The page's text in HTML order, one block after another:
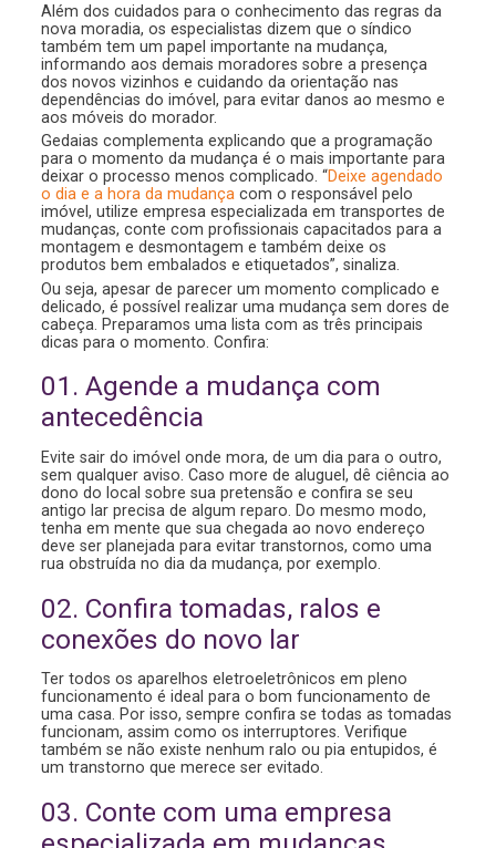
Além dos cuidados para o conhecimento das regras da
nova moradia, os especialistas dizem que o síndico
também tem um papel importante na mudança,
informando aos demais moradores sobre a presença
dos novos vizinhos e cuidando da orientação nas
dependências do imóvel, para evitar danos ao mesmo e
aos móveis do morador.
Gedaias complementa explicando que a programação
para o momento da mudança é o mais importante para
deixar o processo menos complicado. “Deixe agendado
o dia e a hora da mudança com o responsável pelo
imóvel, utilize empresa especializada em transportes de
mudanças, conte com profissionais capacitados para a
montagem e desmontagem e também deixe os
produtos bem embalados e etiquetados”, sinaliza.
Ou seja, apesar de parecer um momento complicado e
delicado, é possível realizar uma mudança sem dores de
cabeça. Preparamos uma lista com as três principais
dicas para o momento. Confira:
01. Agende a mudança com
antecedência
Evite sair do imóvel onde mora, de um dia para o outro,
sem qualquer aviso. Caso more de aluguel, dê ciência ao
dono do local sobre sua pretensão e confira se seu
antigo lar precisa de algum reparo. Do mesmo modo,
tenha em mente que sua chegada ao novo endereço
deve ser planejada para evitar transtornos, como uma
rua obstruída no dia da mudança, por exemplo.
02. Confira tomadas, ralos e
conexões do novo lar
Ter todos os aparelhos eletroeletrônicos em pleno
funcionamento é ideal para o bom funcionamento de
uma casa. Por isso, sempre confira se todas as tomadas
funcionam, assim como os interruptores. Verifique
também se não existe nenhum ralo ou pia entupidos, é
um transtorno que merece ser evitado.
03. Conte com uma empresa